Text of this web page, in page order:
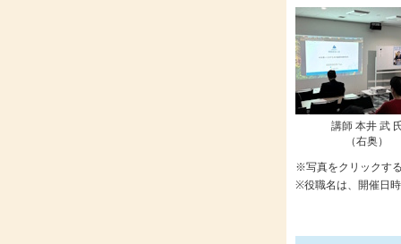
講師 本井 武
（右奥）
※写真をクリックす
※役職名は、開催日